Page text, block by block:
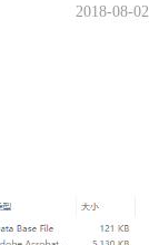
2018-08-02